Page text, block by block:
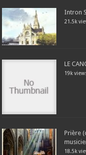
Intron
21.5k
LE
19k
Prière
18.5k